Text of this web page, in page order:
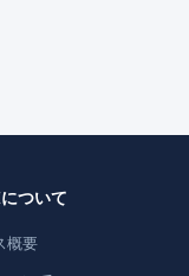
ついて
概要